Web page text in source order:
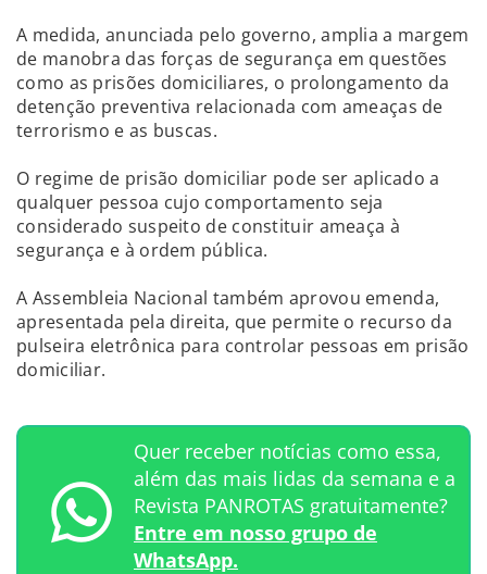
A medida, anunciada pelo governo, amplia a margem
de manobra das forças de segurança em questões
como as prisões domiciliares, o prolongamento da
detenção preventiva relacionada com ameaças de
terrorismo e as buscas.
O regime de prisão domiciliar pode ser aplicado a
qualquer pessoa cujo comportamento seja
considerado suspeito de constituir ameaça à
segurança e à ordem pública.
A Assembleia Nacional também aprovou emenda,
apresentada pela direita, que permite o recurso da
pulseira eletrônica para controlar pessoas em prisão
domiciliar.
Quer receber notícias como essa,
além das mais lidas da semana e a
Revista PANROTAS gratuitamente?
Entre em nosso grupo de
WhatsApp.